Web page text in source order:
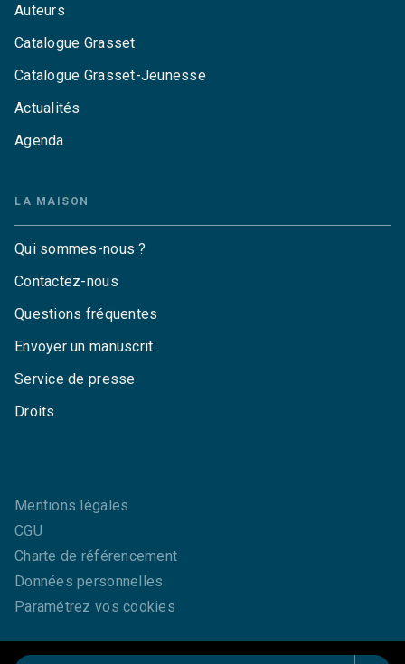
Auteurs
Catalogue Grasset
Catalogue Grasset-Jeunesse
Actualités
Agenda
LA MAISON
Qui sommes-nous ?
Contactez-nous
Questions fréquentes
Envoyer un manuscrit
Service de presse
Droits
Mentions légales
CGU
Charte de référencement
Données personnelles
Paramétrez vos cookies